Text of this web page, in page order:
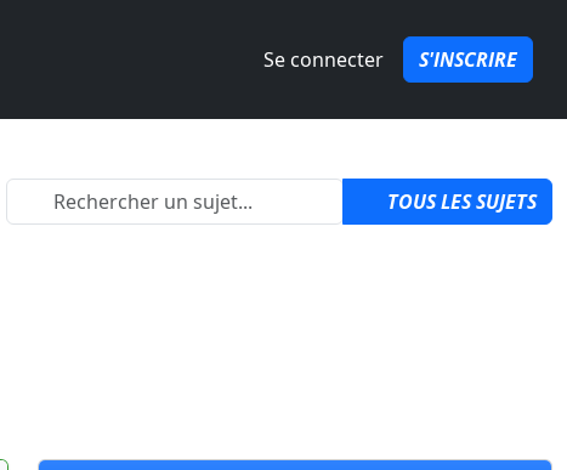
Se connecter S'INSCRIRE
2 TOUS LES SUJETS